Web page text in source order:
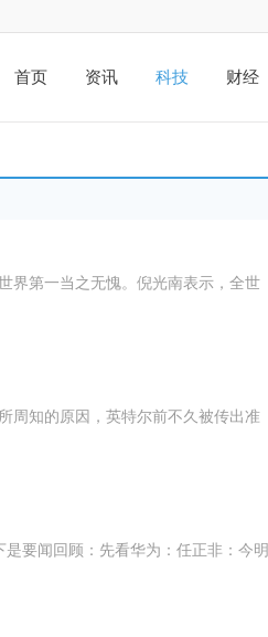
首页 资讯 科技 财经
界第一当之无愧。倪光南表示，全世
周知的原因，英特尔前不久被传出准
要闻回顾：先看华为：任正非：今明